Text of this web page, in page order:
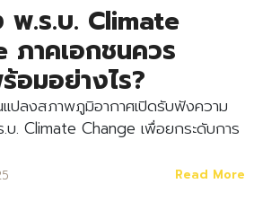
พ.ร.บ. Climate
ภาคเอกชนควร
อมอย่างไร?
แปลงสภาพภูมิอากาศเปิดรับฟังความ
บ. Climate Change เพื่อยกระดับการ
Read More